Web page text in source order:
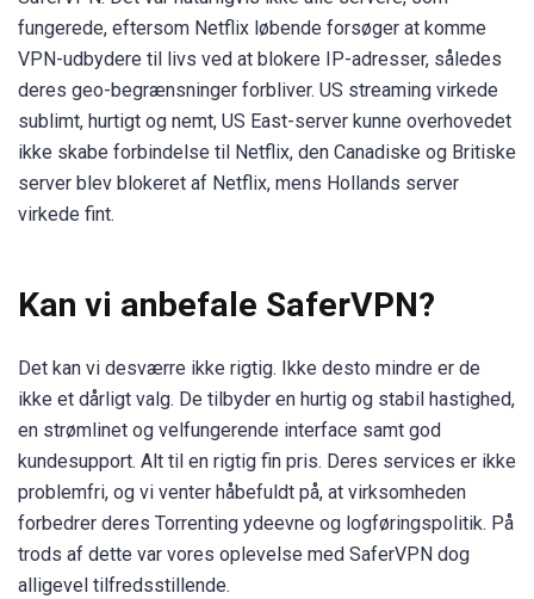
fungerede, eftersom Netflix løbende forsøger at komme
VPN-udbydere til livs ved at blokere IP-adresser, således
deres geo-begrænsninger forbliver. US streaming virkede
sublimt, hurtigt og nemt, US East-server kunne overhovedet
ikke skabe forbindelse til Netflix, den Canadiske og Britiske
server blev blokeret af Netflix, mens Hollands server
virkede fint.
Kan vi anbefale SaferVPN?
Det kan vi desværre ikke rigtig. Ikke desto mindre er de
ikke et dårligt valg. De tilbyder en hurtig og stabil hastighed,
en strømlinet og velfungerende interface samt god
kundesupport. Alt til en rigtig fin pris. Deres services er ikke
problemfri, og vi venter håbefuldt på, at virksomheden
forbedrer deres Torrenting ydeevne og logføringspolitik. På
trods af dette var vores oplevelse med SaferVPN dog
alligevel tilfredsstillende.